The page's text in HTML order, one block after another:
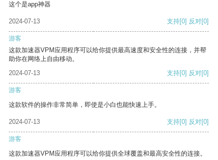
这个是app神器
2024-07-13 支持[0] 反对[0]
游客
这款加速器VPM应用程序可以给你提供最高速度和安全性的连接，并帮
助你在网络上自由移动。
2024-07-13
支持[0] 反对[0]
游客
这款软件的操作非常简单，即使是小白也能快速上手。
2024-07-13 支持[0] 反对[0]
游客
这款加速器VPM应用程序可以给你提供全球覆盖和最高安全性的连接。